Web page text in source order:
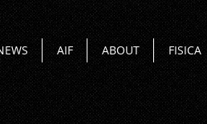
AIF ABOUT FISICA